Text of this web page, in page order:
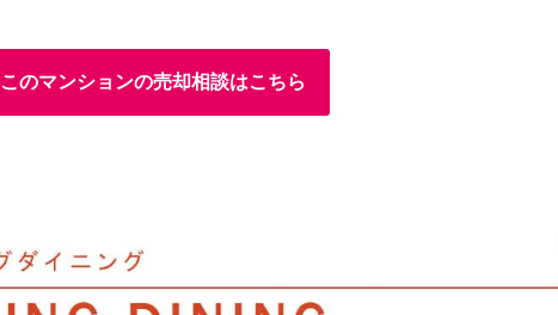
このマンションの売却相談はこちら